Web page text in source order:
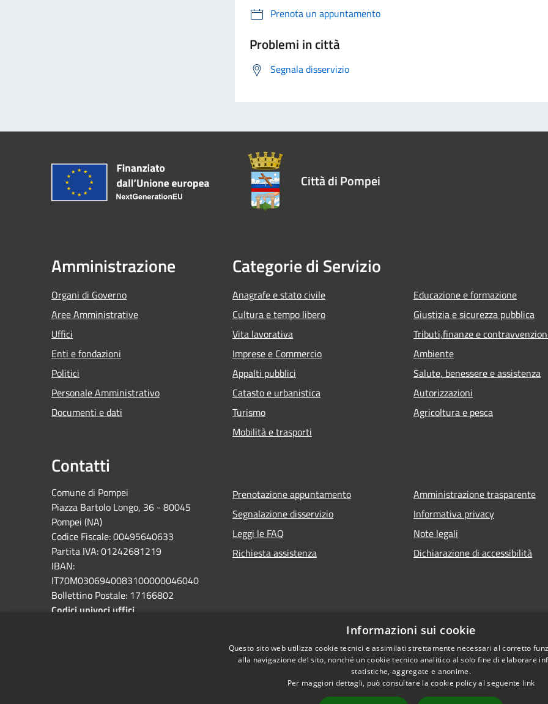
Prenota un appuntamento
Problemi in città
Segnala disservizio
Città di Pompei
Amministrazione
Organi di Governo
Aree Amministrative
Uffici
Enti e fondazioni
Politici
Personale Amministrativo
Documenti e dati
Categorie di Servizio
Anagrafe e stato civile
Cultura e tempo libero
Vita lavorativa
Imprese e Commercio
Appalti pubblici
Catasto e urbanistica
Turismo
Mobilità e trasporti
Educazione e formazione
Giustizia e sicurezza pubblica
Tributi,finanze e
Ambiente
Salute, benessere e assistenza
Autorizzazioni
Agricoltura e pesca
Contatti
Comune di Pompei
Piazza Bartolo Longo, 36 - 80045
Pompei (NA)
Codice Fiscale: 00495640633
Partita IVA: 01242681219
IBAN:
IT70M0306940083100000046040
Bollettino Postale: 17166802
Codici univoci uffici
Prenotazione appuntamento
Segnalazione disservizio
Leggi le FAQ
Richiesta assistenza
Amministrazione trasparente
Informativa privacy
Note legali
Dichiarazione di accessibilità
Informazioni sui cookie
Questo sito web utilizza cookie tecnici e assimilati strettamente necessari al corretto
alla navigazione del sito, nonché un cookie tecnico analitico al solo fine di elaborare
statistiche, aggregate e anonime.
Per maggiori dettagli, può consultare la cookie policy al seguente link